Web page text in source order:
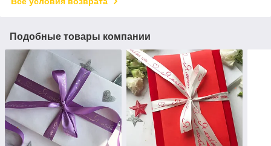
Подобные товары компании